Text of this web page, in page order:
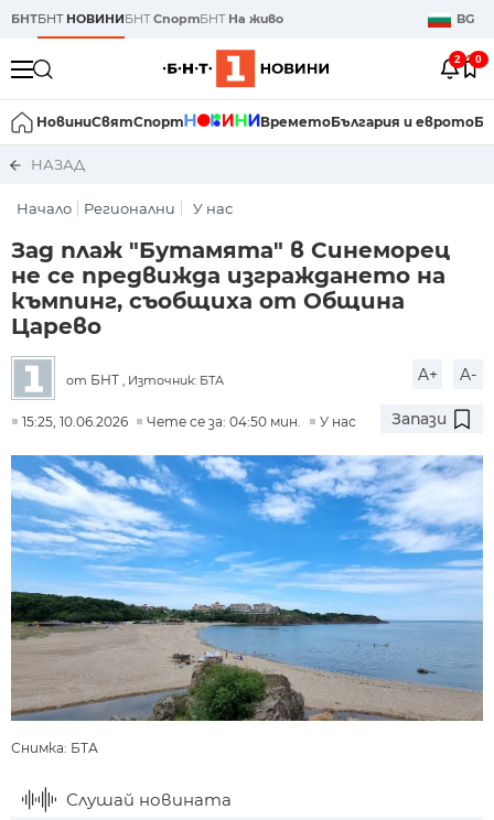
БНТБНТ НОВИНИБНТСпортБНТ На живо BG
2 0
НовиниСвятСпорт ВреметоБългария и еврото
НАЗАД
Начало Регионални У нас
Зад плаж "Бутамята" в Синеморец
не се предвижда изграждането на
къмпинг, съобщиха от Община
Царево
от БНТ , Източник: БТА A+ A-
15:25, 10.06.2026 Чете се за: 04:50 мин. У нас Запази
Снимка: БТА
Слушай новината